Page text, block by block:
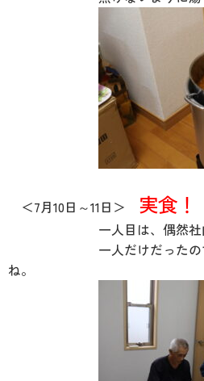
＜7月10日～11日＞ 実食！
一人目は、偶然社内最
一人だけだったので、
ね。